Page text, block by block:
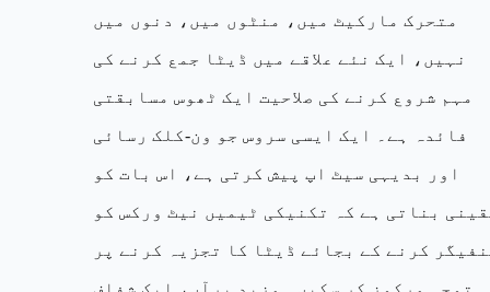
متحرک مارکیٹ میں، منٹوں میں، دنوں میں
نہیں، ایک نئے علاقے میں ڈیٹا جمع کرنے کی
مہم شروع کرنے کی صلاحیت ایک ٹھوس مسابقتی
فائدہ ہے۔ ایک ایسی سروس جو ون-کلک رسائی
اور بدیہی سیٹ اپ پیش کرتی ہے، اس بات کو
بناتی ہے کہ تکنیکی ٹیمیں نیٹ ورکس کو
کرنے کے بجائے ڈیٹا کا تجزیہ کرنے پر
توجہ مرکوز کر سکیں۔ مزید برآں، ایک شفاف